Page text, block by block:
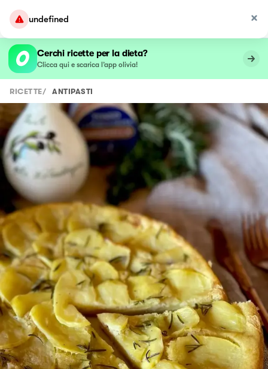
undefined
Cerchi ricette per la dieta?
Clicca qui e scarica l’app olivia!
RICETTE/ ANTIPASTI